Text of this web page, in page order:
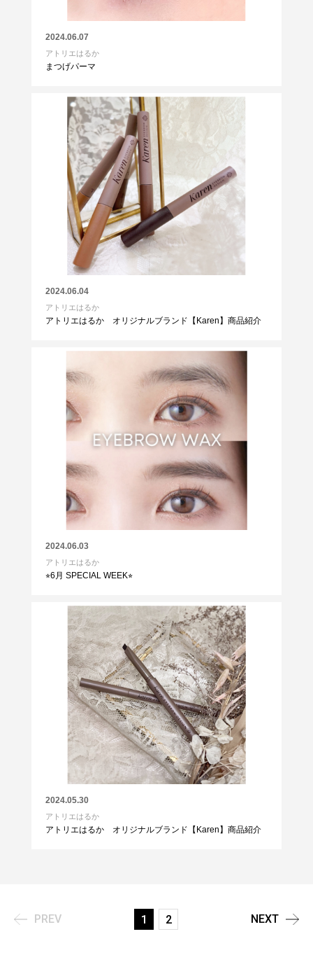
2024.06.07
アトリエはるか
まつげパーマ
2024.06.04
アトリエはるか
アトリエはるか オリジナルブランド【Karen】商品紹介
2024.06.03
アトリエはるか
⭐︎6月 SPECIAL WEEK⭐︎
2024.05.30
アトリエはるか
アトリエはるか オリジナルブランド【Karen】商品紹介
PREV 1 2 NEXT